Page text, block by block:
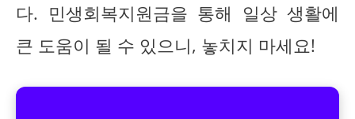
다. 민생회복지원금을 통해 일상 생활에
큰 도움이 될 수 있으니, 놓치지 마세요!